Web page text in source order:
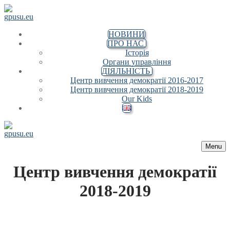
Перейти до вмісту
Меню
Закрити
НОВИНИ
ПРО НАС
Історія
Органи управління
ДІЯЛЬНІСТЬ
Центр вивчення демократії 2016-2017
Центр вивчення демократії 2018-2019
Our Kids
Menu
Центр вивчення демократії
2018-2019